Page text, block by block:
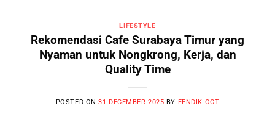
LIFESTYLE
Rekomendasi Cafe Surabaya Timur yang
Nyaman untuk Nongkrong, Kerja, dan
Quality Time
POSTED ON31 DECEMBER 2025 BY FENDIK OCT